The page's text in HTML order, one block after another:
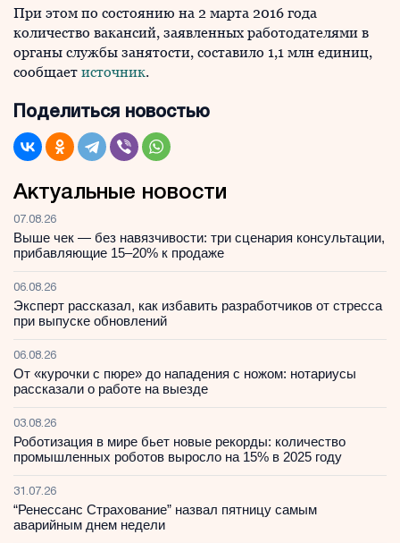
При этом по состоянию на 2 марта 2016 года
количество вакансий, заявленных работодателями в
органы службы занятости, составило 1,1 млн единиц,
сообщает источник.
Поделиться новостью
Актуальные новости
07.08.26
Выше чек — без навязчивости: три сценария консультации,
прибавляющие 15–20% к продаже
06.08.26
Эксперт рассказал, как избавить разработчиков от стресса
при выпуске обновлений
06.08.26
От «курочки с пюре» до нападения с ножом: нотариусы
рассказали о работе на выезде
03.08.26
Роботизация в мире бьет новые рекорды: количество
промышленных роботов выросло на 15% в 2025 году
31.07.26
“Ренессанс Страхование” назвал пятницу самым
аварийным днем недели